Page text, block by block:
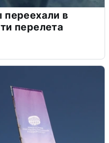
переехали в
перелета